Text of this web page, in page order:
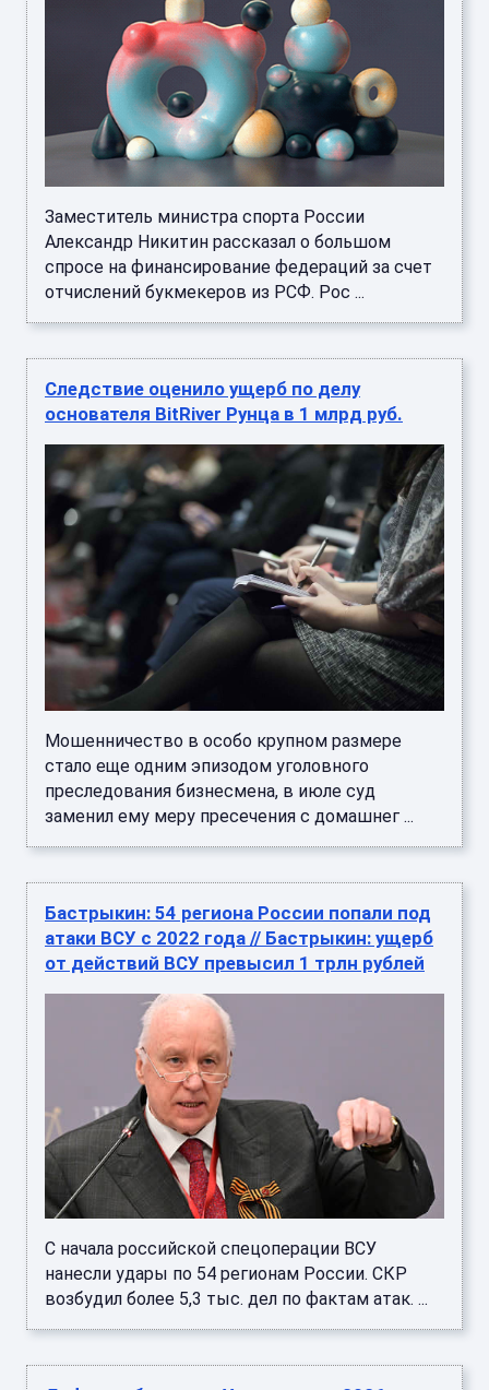
Заместитель министра спорта России
Александр Никитин рассказал о большом
спросе на финансирование федераций за счет
отчислений букмекеров из РСФ. Рос ...
Следствие оценило ущерб по делу
основателя BitRiver Рунца в 1 млрд руб.
Мошенничество в особо крупном размере
стало еще одним эпизодом уголовного
преследования бизнесмена, в июле суд
заменил ему меру пресечения с домашнег ...
Бастрыкин: 54 региона России попали под
атаки ВСУ с 2022 года // Бастрыкин: ущерб
от действий ВСУ превысил 1 трлн рублей
С начала российской спецоперации ВСУ
нанесли удары по 54 регионам России. СКР
возбудил более 5,3 тыс. дел по фактам атак. ...